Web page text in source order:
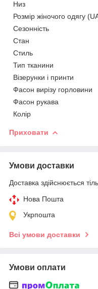
Низ
Розмір жіночого одягу
Сезонність
Стан
Стиль
Тип тканини
Візерунки і принти
Фасон вирізу горловини
Фасон рукава
Колір
Приховати
Умови доставки
Доставка здійснюється
Нова Пошта
Укрпошта
Всі умови доставки
Умови оплати